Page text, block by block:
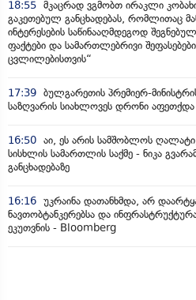
18:55 მკაცრად ვგმობთ ირაკლი
გაკეთებულ განცხადებას, რომლითაც
ინტერესების საწინააღმდეგოდ
ფაქტები და სამართლებრივი
ცვლილებისთვის“
17:39 ბულგარეთის პრემიერ-
საზღვარის სიახლოვეს დრონი აფეთქდა
16:50 აი, ეს არის სამშობლოს
სისხლის სამართლის საქმე - ნიკა
განცხადებაზე
16:16 უკრაინა დათანხმდა, არ
ნავთობტანკერებსა და
ეკუთვნის - Bloomberg